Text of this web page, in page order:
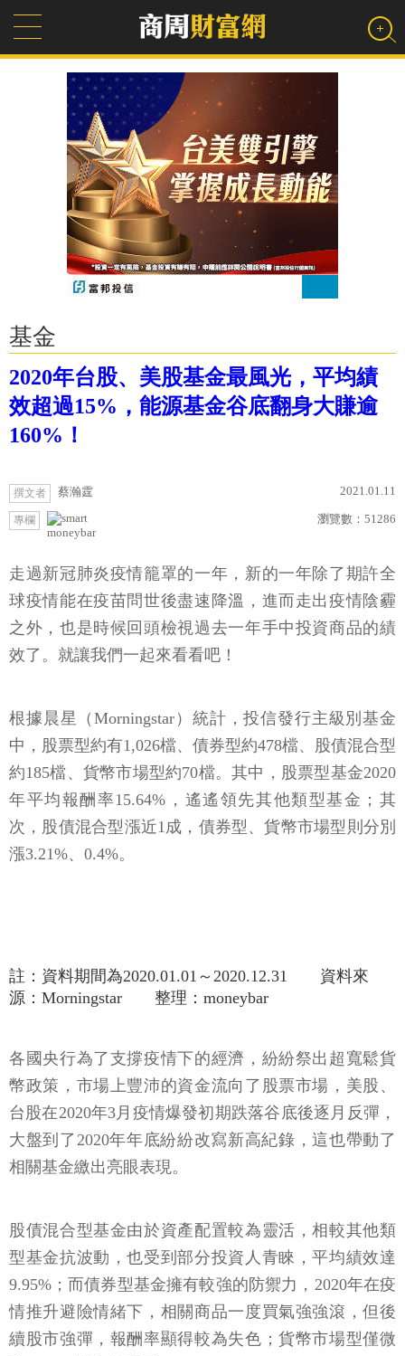
基金
2020年台股、美股基金最風光，平均績
效超過15%，能源基金谷底翻身大賺逾
160%！
撰文者 蔡瀚霆 2021.01.11
專欄
moneybar
瀏覽數： 51286
走過新冠肺炎疫情籠罩的一年，新的一年除了期許全
球疫情能在疫苗問世後盡速降溫，進而走出疫情陰霾
之外，也是時候回頭檢視過去一年手中投資商品的績
效了。就讓我們一起來看看吧！
根據晨星（Morningstar）統計，投信發行主級別基金
中，股票型約有1,026檔、債券型約478檔、股債混合型
約185檔、貨幣市場型約70檔。其中，股票型基金2020
年平均報酬率15.64%，遙遙領先其他類型基金；其
次，股債混合型漲近1成，債券型、貨幣市場型則分別
漲3.21%、0.4%。
註：資料期間為2020.01.01～2020.12.31 資料來
源：Morningstar 整理：moneybar
各國央行為了支撐疫情下的經濟，紛紛祭出超寬鬆貨
幣政策，市場上豐沛的資金流向了股票市場，美股、
台股在2020年3月疫情爆發初期跌落谷底後逐月反彈，
大盤到了2020年年底紛紛改寫新高紀錄，這也帶動了
相關基金繳出亮眼表現。
股債混合型基金由於資產配置較為靈活，相較其他類
型基金抗波動，也受到部分投資人青睞，平均績效達
9.95%；而債券型基金擁有較強的防禦力，2020年在疫
情推升避險情緒下，相關商品一度買氣強強滾，但後
續股市強彈，報酬率顯得較為失色；貨幣市場型僅微